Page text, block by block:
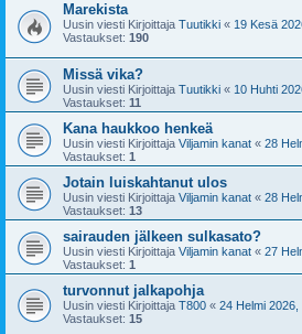
Marekista
Uusin viesti Kirjoittaja Tuutikki « 19 Kesä
Vastaukset: 190
Missä vika?
Uusin viesti Kirjoittaja Tuutikki « 10 Huhti
Vastaukset: 11
Kana haukkoo henkeä
Uusin viesti Kirjoittaja Viljamin kanat « 28
Vastaukset: 1
Jotain luiskahtanut ulos
Uusin viesti Kirjoittaja Viljamin kanat « 28
Vastaukset: 13
sairauden jälkeen sulkasato?
Uusin viesti Kirjoittaja Viljamin kanat « 27
Vastaukset: 1
turvonnut jalkapohja
Uusin viesti Kirjoittaja T800 « 24 Helmi 2026,
Vastaukset: 15